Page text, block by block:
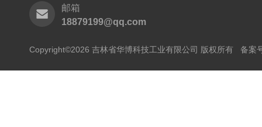
邮箱
18879199@qq.com
Copyright©2026 吉林省华博科技工业有限公司 版权所有 备案